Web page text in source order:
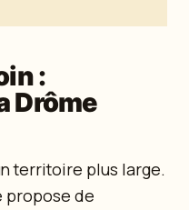
:
Drôme
territoire plus large.
propose de